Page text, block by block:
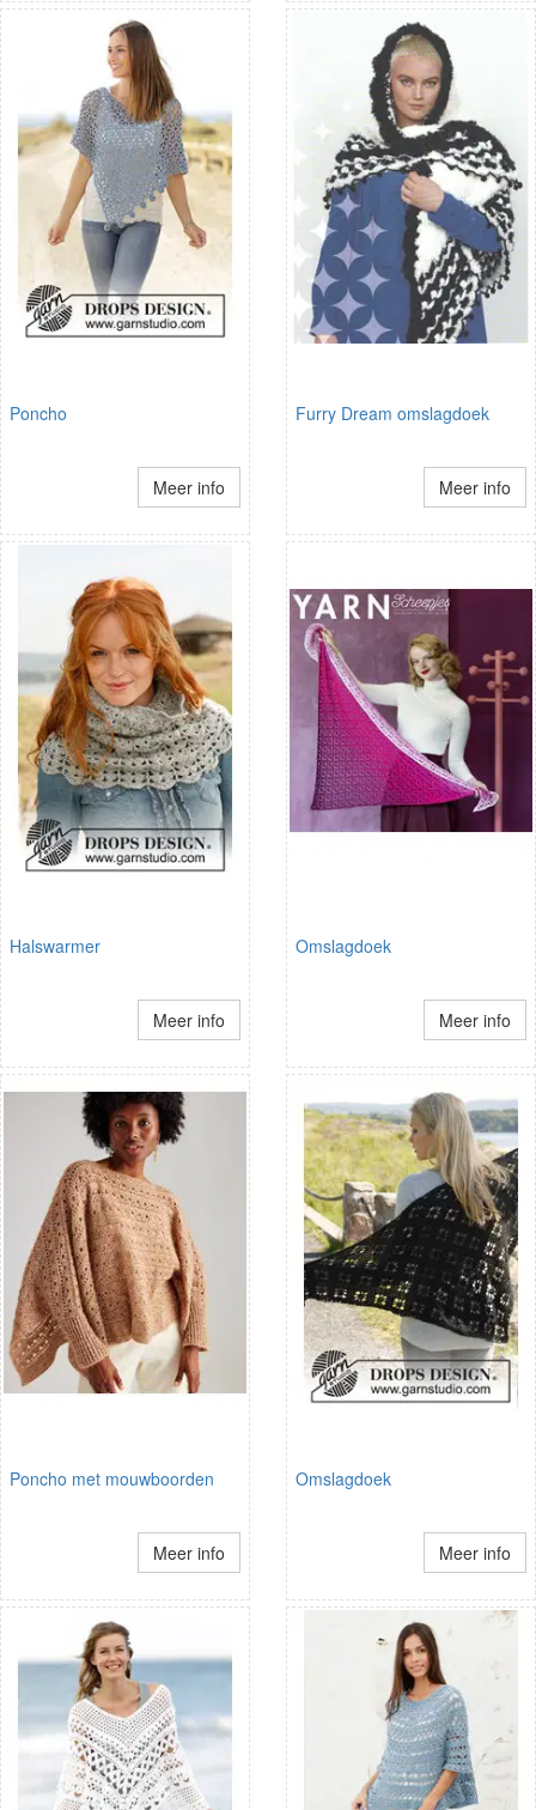
Poncho
Meer info
Furry Dream omslagdoek
Meer info
Halswarmer
Meer info
Omslagdoek
Meer info
Poncho met mouwboorden
Meer info
Omslagdoek
Meer info